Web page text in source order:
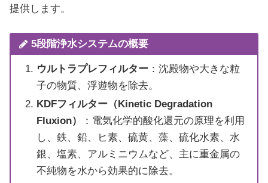
提供します。
5段階浄水システムの概要
ウルトラプレフィルター：沈殿物や大きな粒
子の物質、浮遊物を除去。
KDFフィルター（Kinetic Degradation
Fluxion）
：電気化学的酸化還元の原理を利用
し、鉄、鉛、ヒ素、硫黄、藻、硫化水素、水
銀、塩素、アルミニウムなど、主に重金属の
不純物を水から効果的に除去。